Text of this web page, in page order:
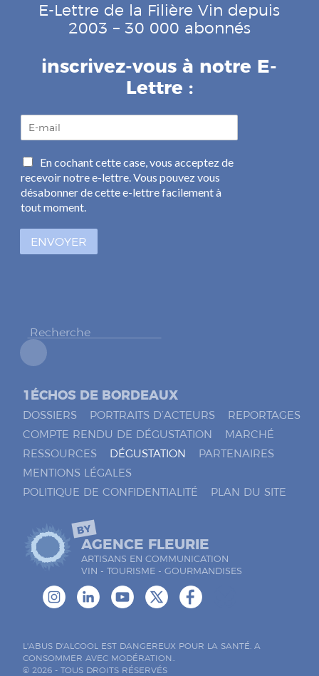
E-Lettre de la Filière Vin depuis
2003 – 30 000 abonnés
inscrivez-vous à notre E-
Lettre :
a
i
l
*
C
a
s
e
à
En cochant cette case, vous acceptez de
recevoir notre e-lettre. Vous pouvez vous
désabonner de cette e-lettre facilement à
tout moment.
ENVOYER
1ÉCHOS DE BORDEAUX
DOSSIERS PORTRAITS D’ACTEURS
REPORTAGES
COMPTE RENDU DE DÉGUSTATION
MARCHÉ
RESSOURCES
DÉGUSTATION
PARTENAIRES
MENTIONS LÉGALES
POLITIQUE DE CONFIDENTIALITÉ
PLAN DU SITE
BY
AGENCE FLEURIE
ARTISANS EN COMMUNICATION
VIN - TOURISME - GOURMANDISES
L'ABUS D'ALCOOL EST DANGEREUX POUR LA SANTÉ. A
CONSOMMER AVEC MODÉRATION..
© 2026 - TOUS DROITS RÉSERVÉS